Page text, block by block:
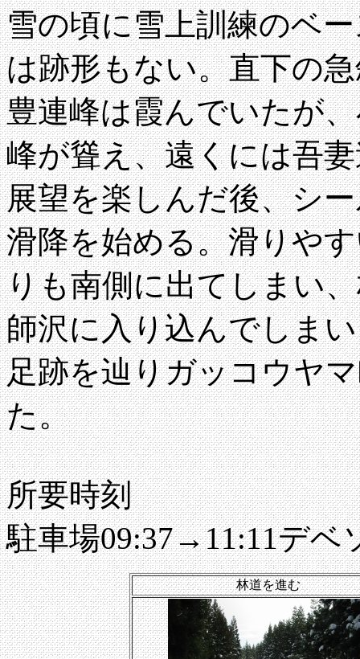
雪の頃に雪上訓練のベ
は跡形もない。直下の
豊連峰は霞んでいたが
峰が聳え、遠くには吾
展望を楽しんだ後、シ
滑降を始める。滑りや
りも南側に出てしまい
師沢に入り込んでしま
足跡を辿りガッコウヤ
た。
所要時刻
駐車場09:37→11:11デベ
林道を進む